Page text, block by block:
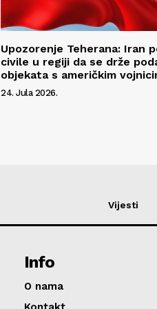
Upozorenje Teherana: Iran
civile u regiji da se drže
objekata s američkim
24. Jula 2026.
Vijesti
Info
O nama